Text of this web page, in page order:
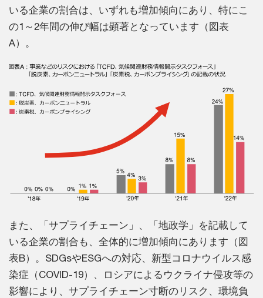
いる企業の割合は、いずれも増加傾向にあり、特にこ
の1～2年間の伸び幅は顕著となっています（図表
A）。
また、「サプライチェーン」、「地政学」を記載して
いる企業の割合も、全体的に増加傾向にあります（図
表B）。SDGsやESGへの対応、新型コロナウイルス感
染症（COVID-19）、ロシアによるウクライナ侵攻等の
影響により、サプライチェーン寸断のリスク、環境負